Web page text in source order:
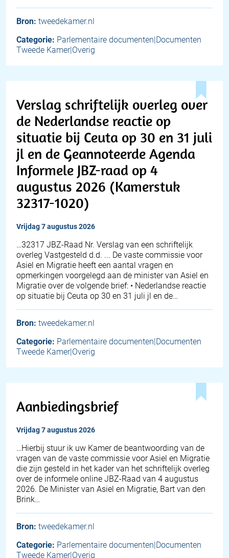
Bron: tweedekamer.nl
Categorie: Parlementaire documenten|Documenten
Tweede Kamer|Overig
Verslag schriftelijk overleg over
de Nederlandse reactie op
situatie bij Ceuta op 30 en 31 juli
jl en de Geannoteerde Agenda
Informele JBZ-raad op 4
augustus 2026 (Kamerstuk
32317-1020)
vrijdag 7 augustus 2026
… 32317 JBZ-Raad Nr. Verslag van een schriftelijk
overleg Vastgesteld d.d. ... De vaste commissie voor
Asiel en Migratie heeft een aantal vragen en
opmerkingen voorgelegd aan de minister van Asiel en
Migratie over de volgende brief: • Nederlandse reactie
op situatie bij Ceuta op 30 en 31 juli jl en de…
Bron: tweedekamer.nl
Categorie: Parlementaire documenten|Documenten
Tweede Kamer|Overig
Aanbiedingsbrief
vrijdag 7 augustus 2026
… Hierbij stuur ik uw Kamer de beantwoording van de
vragen van de vaste commissie voor Asiel en Migratie
die zijn gesteld in het kader van het schriftelijk overleg
over de informele online JBZ-Raad van 4 augustus
2026. De Minister van Asiel en Migratie, Bart van den
Brink…
Bron: tweedekamer.nl
Categorie: Parlementaire documenten|Documenten
Tweede Kamer|Overig